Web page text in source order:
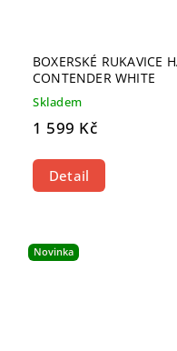
BOXERSKÉ RUKAVICE
CONTENDER WHITE
Skladem
1 599 Kč
Detail
Novinka